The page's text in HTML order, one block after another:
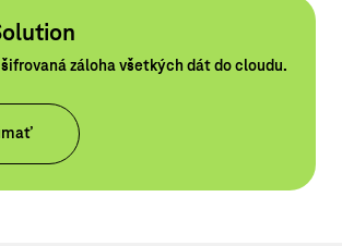
záloha všetkých dát do cloudu.